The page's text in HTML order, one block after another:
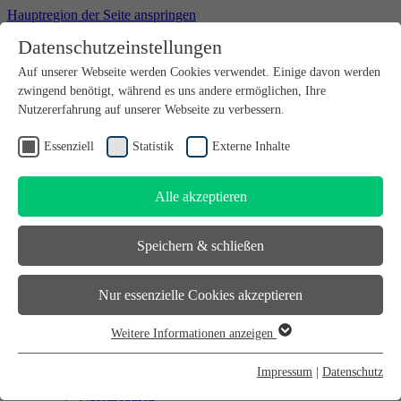
Hauptregion der Seite anspringen
Willkommen bei futureSAX - der Innovationsplattform des
Freistaates Sachsen.
Suchfeld
DE
Sächsisches Start-up-Partner-Netzwerk
Sächsisches Gründerforum
Datenschutzeinstellungen
Auf unserer Webseite werden Cookies verwendet. Einige davon werden
zwingend benötigt, während es uns andere ermöglichen, Ihre
Nutzererfahrung auf unserer Webseite zu verbessern.
Essenziell Statistik Externe Inhalte
Alle akzeptieren
Speichern & schließen
Nur essenzielle Cookies akzeptieren
Essenzielle Cookies werden für grundlegende Funktionen der
Weitere Informationen anzeigen
Impressum Datenschutz